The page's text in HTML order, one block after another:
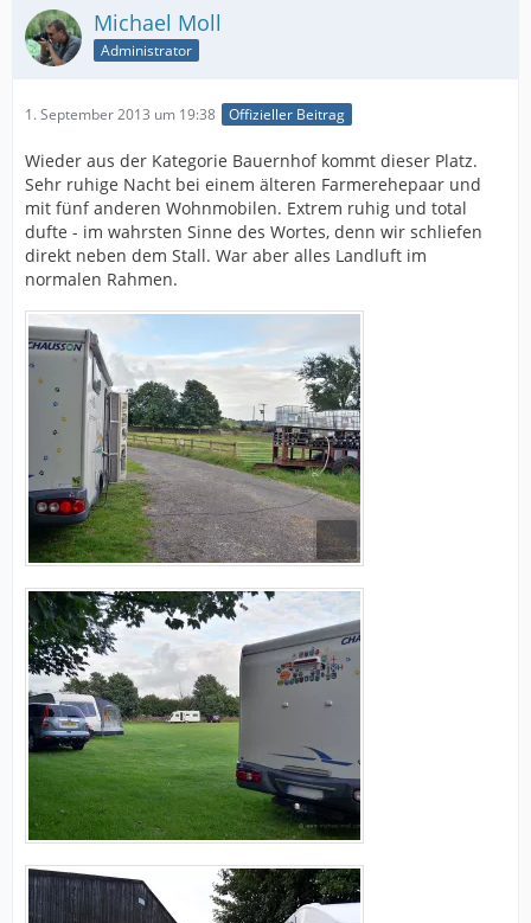
Michael Moll
Administrator
1. September 2013 um 19:38 Offizieller Beitrag
Wieder aus der Kategorie Bauernhof kommt dieser Platz.
Sehr ruhige Nacht bei einem älteren Farmerehepaar und
mit fünf anderen Wohnmobilen. Extrem ruhig und total
dufte - im wahrsten Sinne des Wortes, denn wir schliefen
direkt neben dem Stall. War aber alles Landluft im
normalen Rahmen.